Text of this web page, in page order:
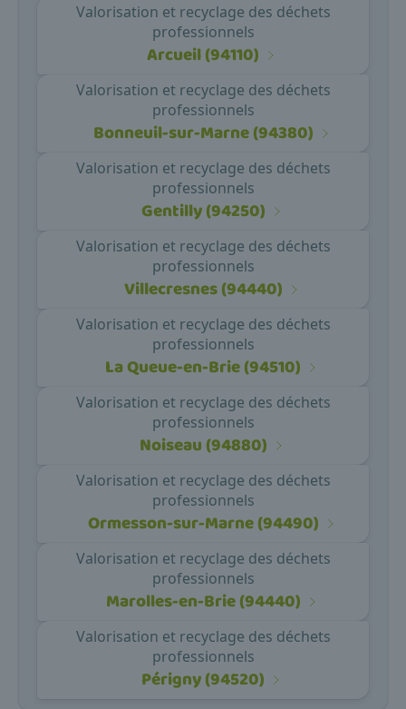
Valorisation et recyclage des déchets
professionnels
Arcueil (94110)
Valorisation et recyclage des déchets
professionnels
Bonneuil-sur-Marne (94380)
Valorisation et recyclage des déchets
professionnels
Gentilly (94250)
Valorisation et recyclage des déchets
professionnels
Villecresnes (94440)
Valorisation et recyclage des déchets
professionnels
La Queue-en-Brie (94510)
Valorisation et recyclage des déchets
professionnels
Noiseau (94880)
Valorisation et recyclage des déchets
professionnels
Ormesson-sur-Marne (94490)
Valorisation et recyclage des déchets
professionnels
Marolles-en-Brie (94440)
Valorisation et recyclage des déchets
professionnels
Périgny (94520)